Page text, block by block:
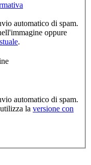
automatico di spam.
oppure
.
automatico di spam.
la versione con